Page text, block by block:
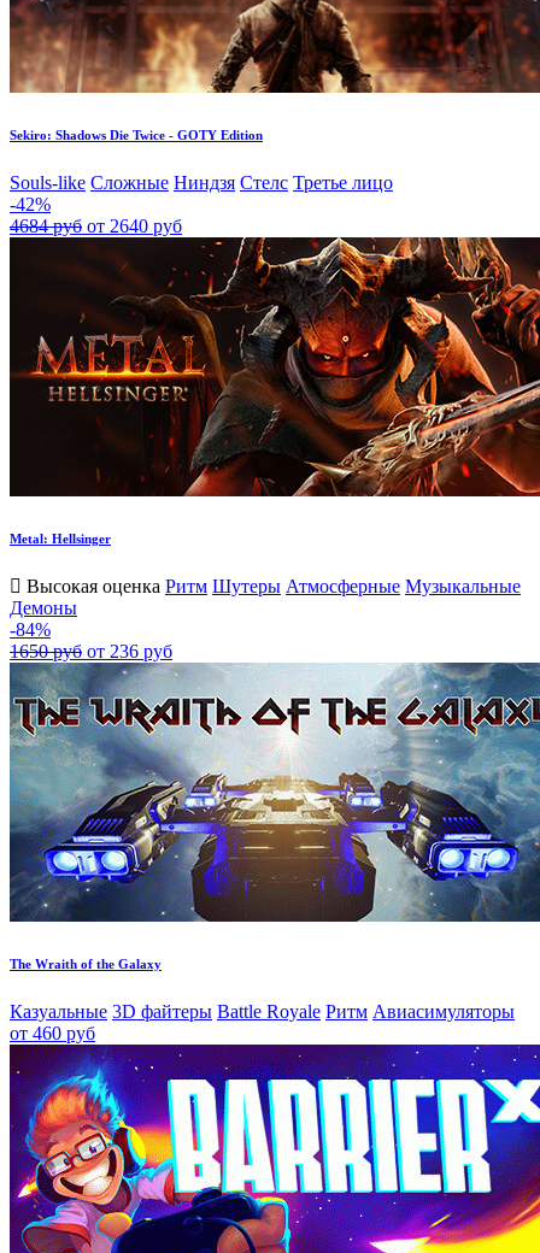
Sekiro: Shadows Die Twice - GOTY Edition
Souls-like Сложные Ниндзя Стелс Третье лицо
-42%
4684 руб от 2640 руб
Metal: Hellsinger
Высокая оценка Ритм Шутеры Атмосферные Музыкальные
Демоны
-84%
1650 руб от 236 руб
The Wraith of the Galaxy
Казуальные 3D файтеры Battle Royale Ритм Авиасимуляторы
от 460 руб